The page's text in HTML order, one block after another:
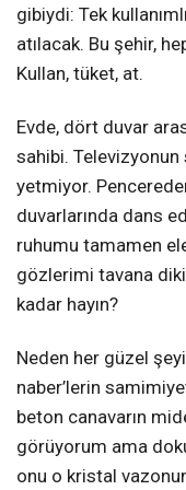
gibiydi: Tek
atılacak. Bu şehir,
Kullan, tüket, at.
Evde, dört duvar
sahibi.
yetmiyor.
duvarlarında dans
ruhumu tamamen
gözlerimi tavana
kadar hayın?
Neden her güzel
naber’lerin
beton canavarın
görüyorum ama
onu o kristal